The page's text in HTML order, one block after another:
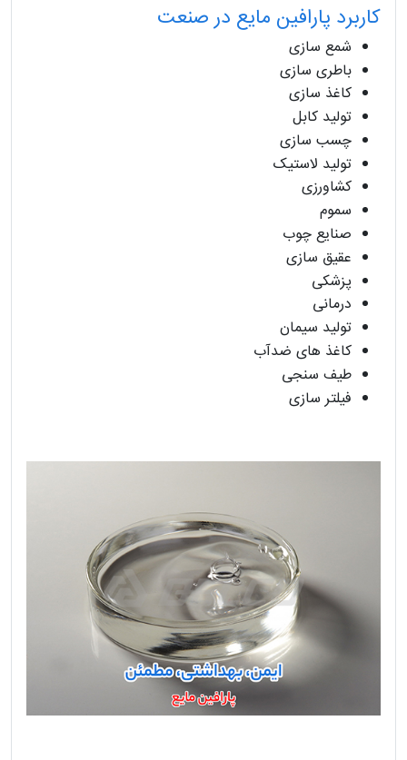
کاربرد پارافین مایع در صنعت
شمع سازی
باطری سازی
کاغذ سازی
تولید کابل
چسب سازی
تولید لاستیک
کشاورزی
سموم
صنایع چوب
عقیق سازی
پزشکی
درمانی
تولید سیمان
کاغذ های ضدآب
طیف سنجی
فیلتر سازی